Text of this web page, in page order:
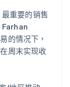
重要的销售
Farhan
的情况下，
周末实现收